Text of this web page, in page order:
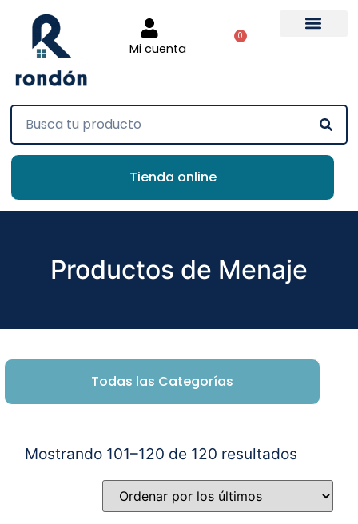
Mi cuenta
0
Tienda online
Productos de Menaje
Todas las Categorías
Mostrando 101–120 de 120 resultados